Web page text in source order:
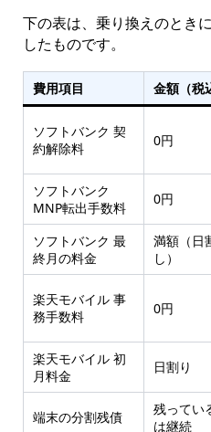
下の表は、乗り換えのとき
したものです。
費用項目 金額（税
ソフトバンク 契
約解除料
0円
ソフトバンク
MNP転出手数料
0円
ソフトバンク 最
終月の料金
満額（日
し）
楽天モバイル 事
務手数料
0円
楽天モバイル 初
月料金
日割り
端末の分割残債
残ってい
は継続